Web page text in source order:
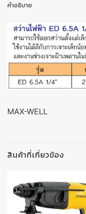
คำอธิบาย
MAX-WELL
สินค้าที่เกี่ยวข้อง